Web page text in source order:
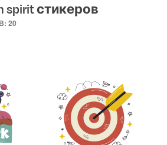
spirit стикеров
20